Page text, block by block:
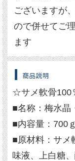
ございますが
ので併せてご
ます
☆サメ軟骨100
■名称：梅水晶
■内容量：700ｇ
■原材料：サメ
味液、上白糖